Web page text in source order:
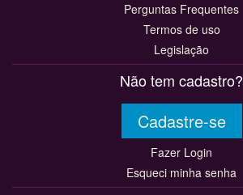
Perguntas Frequentes
Termos de uso
Legislação
Não tem cadastro?
Cadastre-se
Fazer Login
Esqueci minha senha